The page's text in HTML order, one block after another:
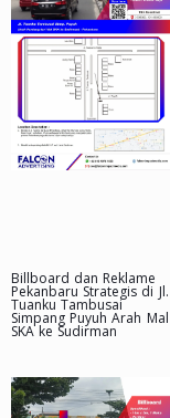
Billboard dan Reklame
Pekanbaru Strategis di Jl.
Tuanku Tambusai
Simpang Puyuh Arah Mal
SKA ke Sudirman